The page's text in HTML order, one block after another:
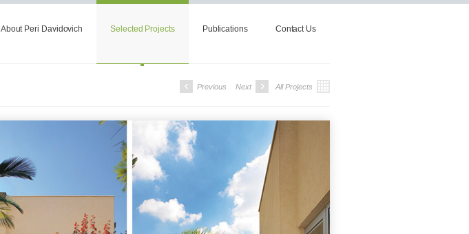
About Peri Davidovich Selected Projects Publications Contact Us
All Projects
Previous Next